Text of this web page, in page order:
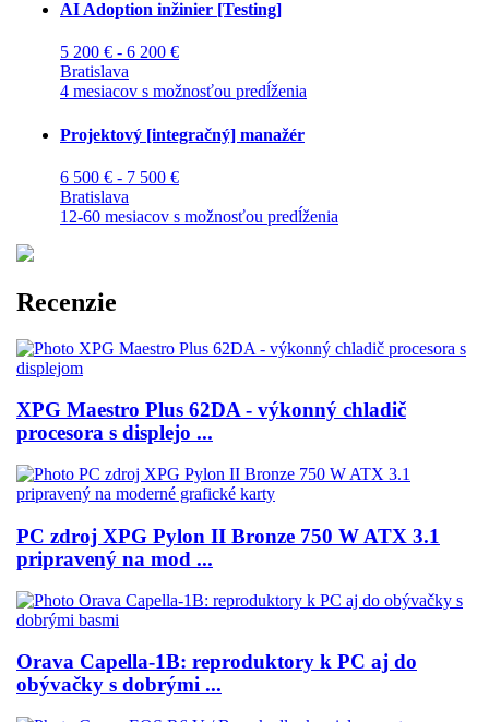
AI Adoption inžinier [Testing]
5 200 € - 6 200 €
Bratislava
4 mesiacov s možnosťou predĺženia
Projektový [integračný] manažér
6 500 € - 7 500 €
Bratislava
12-60 mesiacov s možnosťou predĺženia
Recenzie
XPG Maestro Plus 62DA - výkonný chladič
procesora s displejo ...
PC zdroj XPG Pylon II Bronze 750 W ATX 3.1
pripravený na mod ...
Orava Capella-1B: reproduktory k PC aj do
obývačky s dobrými ...